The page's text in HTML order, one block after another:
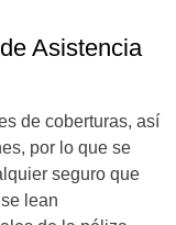
Asistencia
de coberturas, así
por lo que se
seguro que
lean